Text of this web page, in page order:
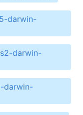
darwin-
darwin-
darwin-